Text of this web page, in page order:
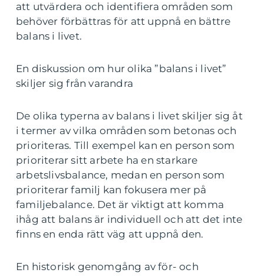
att utvärdera och identifiera områden som
behöver förbättras för att uppnå en bättre
balans i livet.
En diskussion om hur olika ”balans i livet”
skiljer sig från varandra
De olika typerna av balans i livet skiljer sig åt
i termer av vilka områden som betonas och
prioriteras. Till exempel kan en person som
prioriterar sitt arbete ha en starkare
arbetslivsbalance, medan en person som
prioriterar familj kan fokusera mer på
familjebalance. Det är viktigt att komma
ihåg att balans är individuell och att det inte
finns en enda rätt väg att uppnå den.
En historisk genomgång av för- och